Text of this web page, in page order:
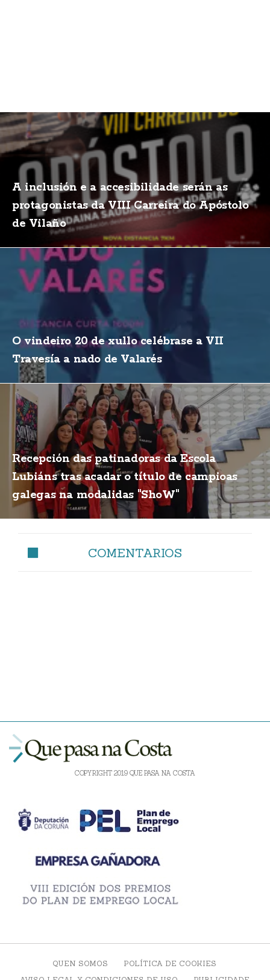
A inclusión e a accesibilidade serán as
protagonistas da VIII Carreira do Apóstolo
de Vilaño
O vindeiro 20 de xullo celébrase a VII
Travesía a nado de Valarés
Recepción das patinadoras da Escola
Lubiáns tras acadar o título de campioas
galegas na modalidas "ShoW"
COMENTARIOS
COPYRIGHT 2019 QUE PASA NA COSTA
QUEN SOMOS
POLÍTICA DE COOKIES